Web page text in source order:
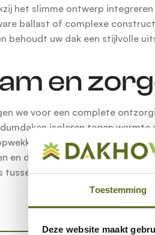
Toestemming
Deze website maakt
het slimme ontwerp
ballast of complexe
behoudt uw dak een stijlvolle
en
we voor een complete
isoleren tegen warmte
voor uw huishouden of
en draagt u bij aan een
esthetiek en